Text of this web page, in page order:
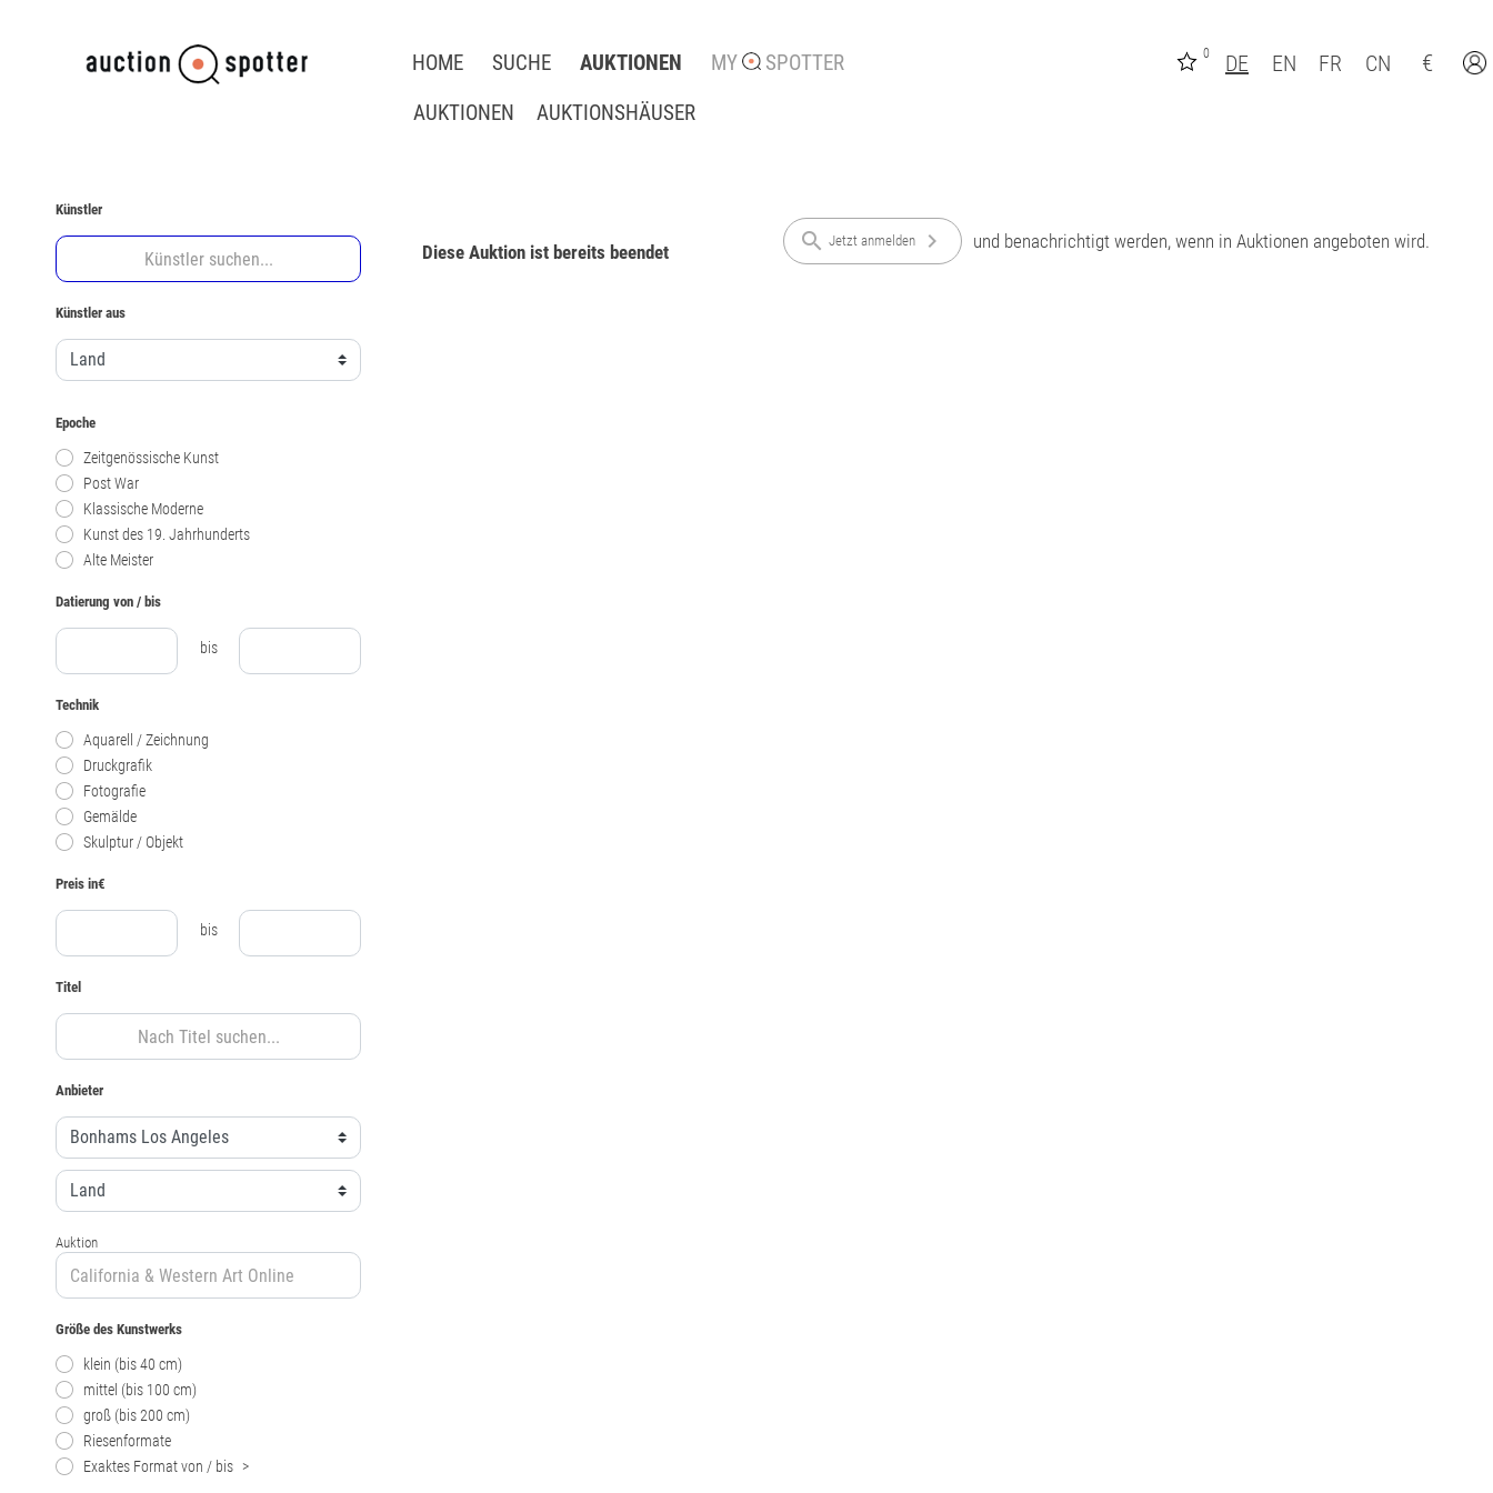
HOME SUCHE AUKTIONEN
AUKTIONEN AUKTIONSHÄUSER
MY SPOTTER 0 DE EN FR CN €
Künstler
Künstler aus
Epoche
Zeitgenössische Kunst
Post War
Klassische Moderne
Kunst des 19. Jahrhunderts
Alte Meister
Datierung von / bis
bis
Technik
Aquarell / Zeichnung
Druckgrafik
Fotografie
Gemälde
Skulptur / Objekt
Preis in€
bis
Titel
Anbieter
Auktion
Größe des Kunstwerks
klein (bis 40 cm)
mittel (bis 100 cm)
groß (bis 200 cm)
Riesenformate
Exaktes Format von / bis >
Diese Auktion ist bereits beendet search Jetzt anmelden chevron_right und benachrichtigt werden, wenn in Auktionen angeboten wird.